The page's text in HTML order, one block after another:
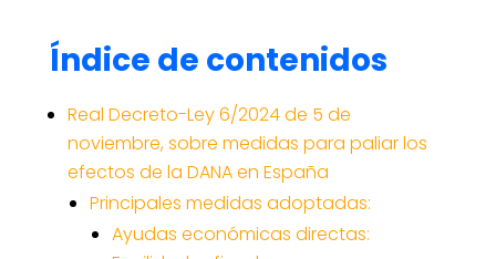
Índice de contenidos
Real Decreto-Ley 6/2024 de 5 de
noviembre, sobre medidas para paliar los
efectos de la DANA en España
Principales medidas adoptadas:
Ayudas económicas directas: